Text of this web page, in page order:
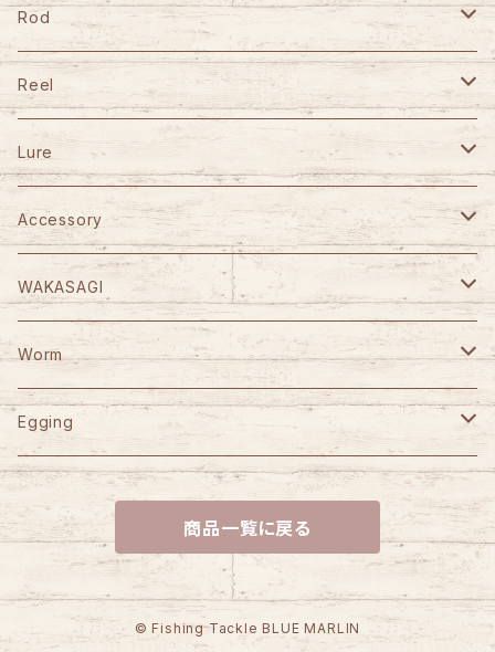
Rod
TULALA
Fishman
Abu Garcia
D-3 Custom Lure's
Jet Slow
VARIVAS
ORCA
M-AIRE
Reel
DAIWA
SHIMANO
Abu Garcia
SLP WORKS
STUDIO OCEAN MARK
NO LIMITS BLUE HEAVEN
BLUE HEAVEN
SEAFLOORCONTROL
Lure
GANCRAFT
D-3 Custom Lure's
WooDream
Arbor
D-Bonito
Akiya
D-BPOPPER
ITO CRAFT
Bowie
CALIBER
EMISHI CUSTOM SPOON
岡Craft
LT-12/21
正宗20g
Jackson
Accessory
STUDIO OCEAN MARK
HOOK REMOVER 130S
HOOK REMOVER 165S
HN AE85EX-CORK
HN AE100EX-CORK
HN AC25 WOOD
CAPS
KAID
SUBROC
LITTLE PRESENTS
WAKASAGI
がまかつ
YGK
DAIWA
D-3 Custom Lure's
マルキュー
Worm
Berkley
Power Bait Max Scent
Saltwater Pulse Worm
Saltwater Crabby
reins
Egging
YAMASHITA
ダートマックスTRZ
商品一覧に戻る
© Fishing Tackle BLUE MARLIN